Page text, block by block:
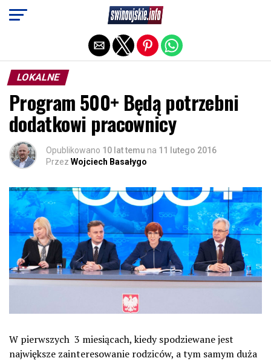
LOKALNE
Program 500+ Będą potrzebni
dodatkowi pracownicy
Opublikowano 10 lat temu na 11 lutego 2016
Przez Wojciech Basałygo
W pierwszych 3 miesiącach, kiedy spodziewane jest
największe zainteresowanie rodziców, a tym samym duża
Exit mobile version